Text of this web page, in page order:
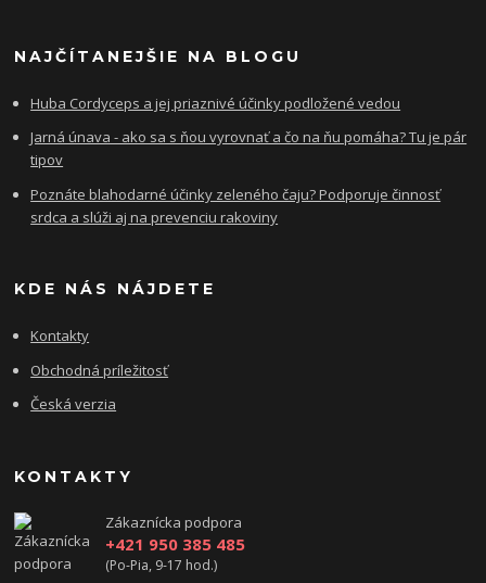
NAJČÍTANEJŠIE NA BLOGU
Huba Cordyceps a jej priaznivé účinky podložené vedou
Jarná únava - ako sa s ňou vyrovnať a čo na ňu pomáha? Tu je pár
tipov
Poznáte blahodarné účinky zeleného čaju? Podporuje činnosť
srdca a slúži aj na prevenciu rakoviny
KDE NÁS NÁJDETE
Kontakty
Obchodná príležitosť
Česká verzia
KONTAKTY
Zákaznícka podpora
+421 950 385 485
(Po-Pia, 9-17 hod.)